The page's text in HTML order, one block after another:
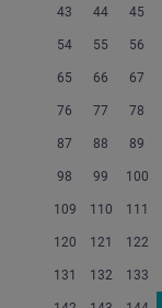
43 44 45
54 55 56
65 66 67
76 77 78
87 88 89
98 99 100
109 110 111
120 121 122
131 132 133